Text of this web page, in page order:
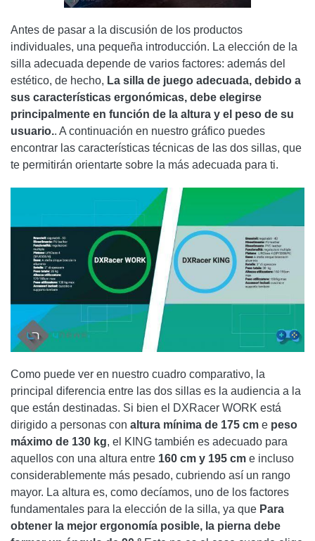
Antes de pasar a la discusión de los productos
individuales, una pequeña introducción. La elección de la
silla adecuada depende de varios factores: además del
estético, de hecho, La silla de juego adecuada, debido a
sus características ergonómicas, debe elegirse
principalmente en función de la altura y el peso de su
usuario.. A continuación en nuestro gráfico puedes
encontrar las características técnicas de las dos sillas, que
te permitirán orientarte sobre la más adecuada para ti.
Como puede ver en nuestro cuadro comparativo, la
principal diferencia entre las dos sillas es la audiencia a la
que están destinadas. Si bien el DXRacer WORK está
dirigido a personas con altura mínima de 175 cm e peso
máximo de 130 kg, el KING también es adecuado para
aquellos con una altura entre 160 cm y 195 cm e incluso
considerablemente más pesado, cubriendo así un rango
mayor. La altura es, como decíamos, uno de los factores
fundamentales para la elección de la silla, ya que Para
obtener la mejor ergonomía posible, la pierna debe